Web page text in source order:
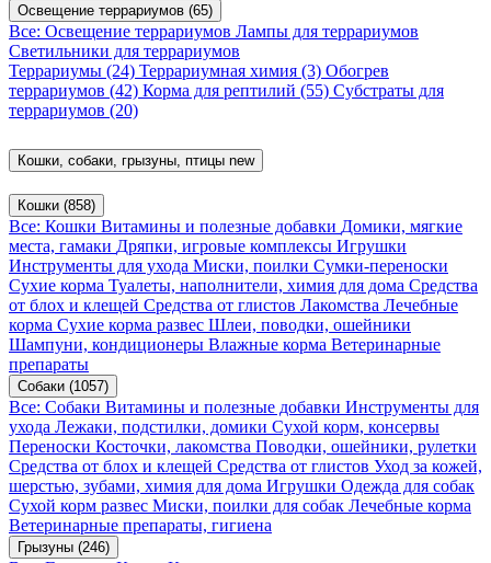
Освещение террариумов (65)
Все: Освещение террариумов Лампы для террариумов
Светильники для террариумов
Террариумы (24) Террариумная химия (3) Обогрев
террариумов (42) Корма для рептилий (55) Субстраты для
террариумов (20)
Кошки, собаки, грызуны, птицы new
Кошки (858)
Все: Кошки Витамины и полезные добавки Домики, мягкие
места, гамаки Дряпки, игровые комплексы Игрушки
Инструменты для ухода Миски, поилки Сумки-переноски
Сухие корма Туалеты, наполнители, химия для дома Средства
от блох и клещей Средства от глистов Лакомства Лечебные
корма Сухие корма развес Шлеи, поводки, ошейники
Шампуни, кондиционеры Влажные корма Ветеринарные
препараты
Собаки (1057)
Все: Собаки Витамины и полезные добавки Инструменты для
ухода Лежаки, подстилки, домики Сухой корм, консервы
Переноски Косточки, лакомства Поводки, ошейники, рулетки
Средства от блох и клещей Средства от глистов Уход за кожей,
шерстью, зубами, химия для дома Игрушки Одежда для собак
Сухой корм развес Миски, поилки для собак Лечебные корма
Ветеринарные препараты, гигиена
Грызуны (246)